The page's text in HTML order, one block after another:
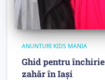
ANUNTURI KIDS MANIA
Ghid pentru
zahăr în Iași